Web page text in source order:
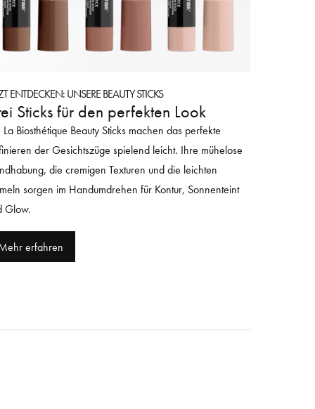
ENTDECKEN: UNSERE BEAUTY STICKS
Sticks für den perfekten Look
La Biosthétique Beauty Sticks machen das perfekte
der Gesichtszüge spielend leicht. Ihre mühelose
die cremigen Texturen und die leichten
sorgen im Handumdrehen für Kontur, Sonnenteint
Glow.
erfahren